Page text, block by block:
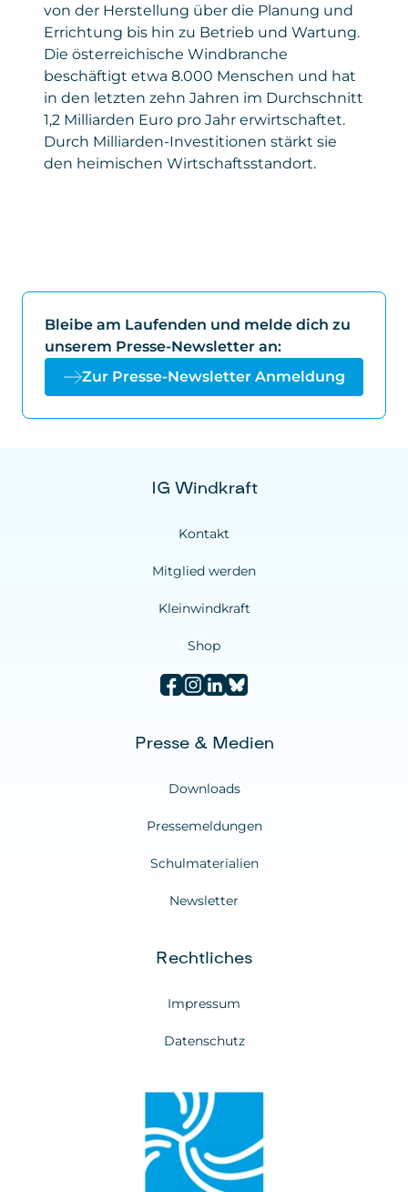
von der Herstellung über die Planung und
Errichtung bis hin zu Betrieb und Wartung.
Die österreichische Windbranche
beschäftigt etwa 8.000 Menschen und hat
in den letzten zehn Jahren im Durchschnitt
1,2 Milliarden Euro pro Jahr erwirtschaftet.
Durch Milliarden-Investitionen stärkt sie
den heimischen Wirtschaftsstandort.
Bleibe am Laufenden und melde dich zu
unserem Presse-Newsletter an:
Zur Presse-Newsletter Anmeldung
IG Windkraft
Kontakt
Mitglied werden
Kleinwindkraft
Shop
Presse & Medien
Downloads
Pressemeldungen
Schulmaterialien
Newsletter
Rechtliches
Impressum
Datenschutz